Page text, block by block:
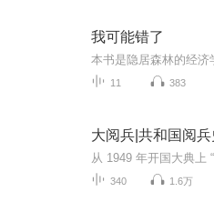
我可能错了
11 383
340 1.6万